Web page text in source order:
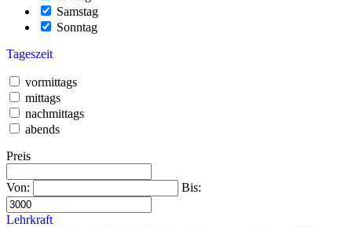
Samstag
Sonntag
Tageszeit
vormittags
mittags
nachmittags
abends
Preis
Von: Bis:
Lehrkraft